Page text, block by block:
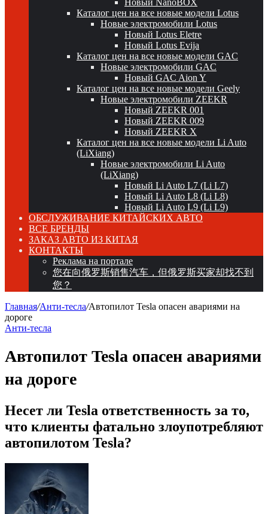
Новый NanoBOX
Каталог цен на все новые модели Lotus
Новые электромобили Lotus
Новый Lotus Eletre
Новый Lotus Evija
Каталог цен на все новые модели GAC
Новые электромобили GAC
Новый GAC Aion Y
Каталог цен на все новые модели Geely
Новые электромобили ZEEKR
Новый ZEEKR 001
Новый ZEEKR 009
Новый ZEEKR X
Каталог цен на все новые модели Li Auto
(LiXiang)
Новые электромобили Li Auto
(LiXiang)
Новый Li Auto L7 (Li L7)
Новый Li Auto L8 (Li L8)
Новый Li Auto L9 (Li L9)
ОБСЛУЖИВАНИЕ КИТАЙСКИХ АВТО
ВСЕ БРЕНДЫ
ЗАКАЗ АВТО ИЗ КИТАЯ
КОНТАКТЫ
Реклама на портале
您在向俄罗斯销售汽车，但俄罗斯买家却找不到
您？
Главная/Анти-тесла/Автопилот Tesla опасен авариями на
дороге
Анти-тесла
Автопилот Tesla опасен авариями
на дороге
Несет ли Tesla ответственность за то,
что клиенты фатально злоупотребляют
автопилотом Tesla?